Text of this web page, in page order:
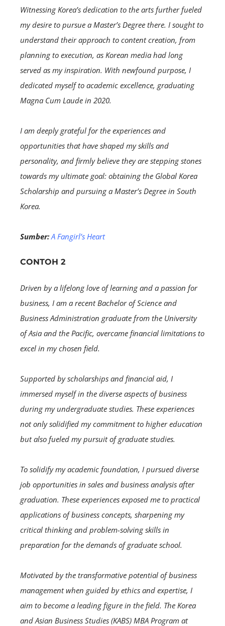
Witnessing Korea’s dedication to the arts further fueled
my desire to pursue a Master’s Degree there. I sought to
understand their approach to content creation, from
planning to execution, as Korean media had long
served as my inspiration. With newfound purpose, I
dedicated myself to academic excellence, graduating
Magna Cum Laude in 2020.
I am deeply grateful for the experiences and
opportunities that have shaped my skills and
personality, and firmly believe they are stepping stones
towards my ultimate goal: obtaining the Global Korea
Scholarship and pursuing a Master’s Degree in South
Korea.
Sumber: A Fangirl’s Heart
CONTOH 2
Driven by a lifelong love of learning and a passion for
business, I am a recent Bachelor of Science and
Business Administration graduate from the University
of Asia and the Pacific, overcame financial limitations to
excel in my chosen field.
Supported by scholarships and financial aid, I
immersed myself in the diverse aspects of business
during my undergraduate studies. These experiences
not only solidified my commitment to higher education
but also fueled my pursuit of graduate studies.
To solidify my academic foundation, I pursued diverse
job opportunities in sales and business analysis after
graduation. These experiences exposed me to practical
applications of business concepts, sharpening my
critical thinking and problem-solving skills in
preparation for the demands of graduate school.
Motivated by the transformative potential of business
management when guided by ethics and expertise, I
aim to become a leading figure in the field. The Korea
and Asian Business Studies (KABS) MBA Program at